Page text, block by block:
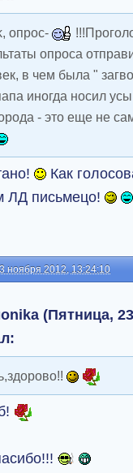
опрос-
опроса
в чем была "
иногда носил
- это еще не
Как
ЛД письмецо!
ноября 2012, 13:24:10
(Пятница,